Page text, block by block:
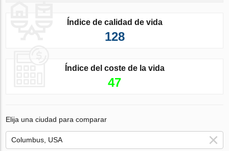
Índice de calidad de vida
128
Índice del coste de la vida
47
Elija una ciudad para comparar